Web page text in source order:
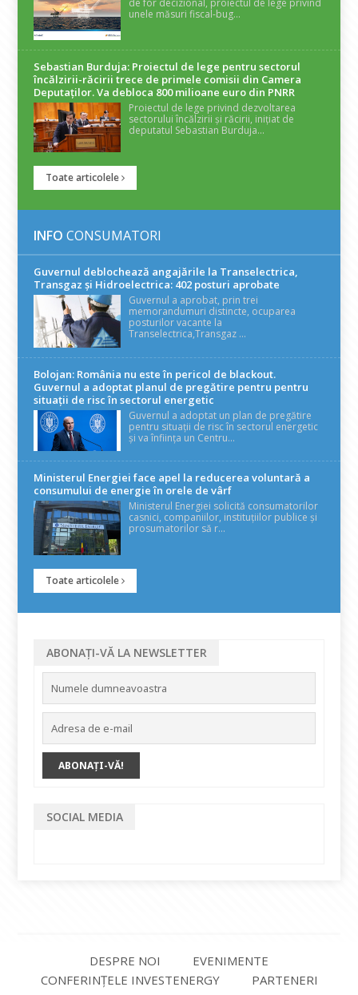
unele măsuri fiscal-bug...
Sebastian Burduja: Proiectul de lege pentru sectorul
încălzirii-răcirii trece de primele comisii din Camera
Deputaților. Va debloca 800 milioane euro din PNRR
Proiectul de lege privind dezvoltarea
sectorului încălzirii și răcirii, inițiat de
deputatul Sebastian Burduja...
Toate articolele
INFO CONSUMATORI
Guvernul deblochează angajările la Transelectrica,
Transgaz și Hidroelectrica: 402 posturi aprobate
Guvernul a aprobat, prin trei
memorandumuri distincte, ocuparea
posturilor vacante la
Transelectrica,Transgaz ...
Bolojan: România nu este în pericol de blackout.
Guvernul a adoptat planul de pregătire pentru pentru
situații de risc în sectorul energetic
Guvernul a adoptat un plan de pregătire
pentru situații de risc în sectorul energetic
și va înființa un Centru...
Ministerul Energiei face apel la reducerea voluntară a
consumului de energie în orele de vârf
Ministerul Energiei solicită consumatorilor
casnici, companiilor, instituțiilor publice și
prosumatorilor să r...
Toate articolele
ABONAȚI-VĂ LA NEWSLETTER
SOCIAL MEDIA
DESPRE NOI
EVENIMENTE
CONFERINȚELE INVESTENERGY
PARTENERI